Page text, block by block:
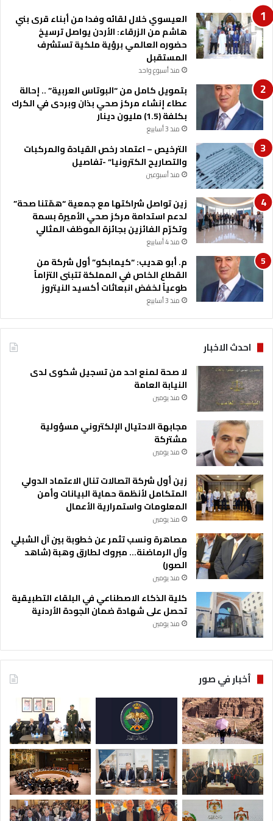
العيسوي خلال لقائه وفدا من أبناء قرى بني
هاشم من الزرقاء: الأردن يواصل ترسيخ
حضوره العالمي برؤية ملكية تستشرف
المستقبل
منذ أسبوع واحد
بتمويل كامل من “البوتاس العربية” .. إحالة
عطاء إنشاء مركز صحي بذان وبردى في الكرك
بكلفة (1.5) مليون دينار
منذ 3 أسابيع
الترخيص – اعتماد رخص القيادة والمركبات
والتصاريح الكترونيا” -تفاصيل
منذ أسبوعين
زين تواصل شراكتها مع جمعية “همّتنا صحة”
لدعم استدامة مركز صحي الأميرة بسمة
وتكرّم الفائزين بجائزة الموظف المثالي
منذ 4 أسابيع
م. أبو هديب: “كيمابكو” أول شركة من
القطاع الخاص في المملكة تتبنى التزاماً
طوعياً لخفض انبعاثات أكسيد النيتروز
منذ 3 أسابيع
احدث الاخبار
لا صحة لمنع احد من تسجيل شكوى لدى
النيابة العامة
منذ يومين
مجابهة الاحتيال الإلكتروني مسؤولية
مشتركة
منذ يومين
زين أول شركة اتصالات تنال الاعتماد الدولي
المتكامل لأنظمة حماية البيانات وأمن
المعلومات واستمرارية الأعمال
منذ يومين
مصاهرة ونسب تثمر عن خطوبة بين آل الشبلي
وآل الرماضنة… مبروك لطارق وهبة (شاهد
الصور)
منذ يومين
كلية الذكاء الاصطناعي في البلقاء التطبيقية
تحصل على شهادة ضمان الجودة الأردنية
منذ يومين
أخبار في صور